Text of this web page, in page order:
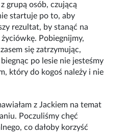
grupą osób, czującą
startuje po to, aby
rezultat, by stanąć na
Pobiegnijmy,
się zatrzymując,
po lesie nie jesteśmy
który do kogoś należy i nie
z Jackiem na temat
Poczuliśmy chęć
co dałoby korzyść